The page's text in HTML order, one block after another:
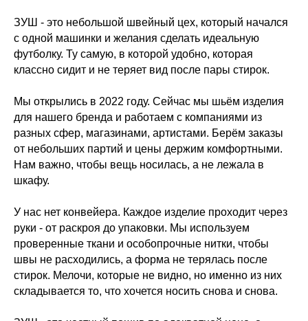
ЗУШ - это небольшой швейный цех, который начался
с одной машинки и желания сделать идеальную
футболку. Ту самую, в которой удобно, которая
классно сидит и не теряет вид после пары стирок.
Мы открылись в 2022 году. Сейчас мы шьём изделия
для нашего бренда и работаем с компаниями из
разных сфер, магазинами, артистами. Берём заказы
от небольших партий и цены держим комфортными.
Нам важно, чтобы вещь носилась, а не лежала в
шкафу.
У нас нет конвейера. Каждое изделие проходит через
руки - от раскроя до упаковки. Мы используем
проверенные ткани и особопрочные нитки, чтобы
швы не расходились, а форма не терялась после
стирок. Мелочи, которые не видно, но именно из них
складывается то, что хочется носить снова и снова.